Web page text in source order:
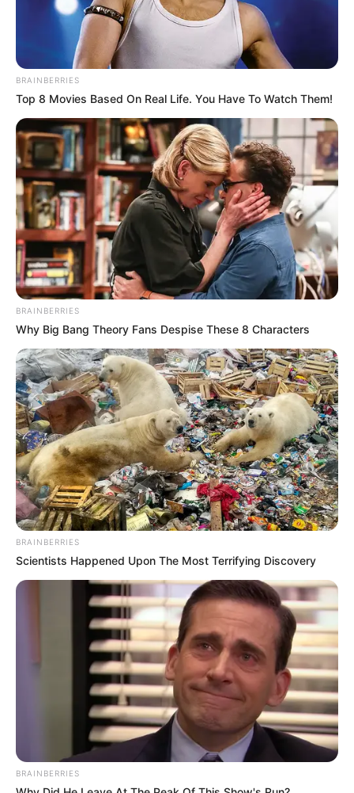
stammenden Kunstwerken ist das Dreihasenfenster
besonders berühmt. Es gilt sogar als ein weiteres
Wahrzeichen von Paderborn. Anfang des 16.
Jahrhunderts wurde es geschaffen und befindet sich
Domkreuzgangs.
Sehr interessant ist auch die Umgebung des Doms. Vor
dem Nordportal steht die rund eintausend Jahre alte
Bartholomäuskapelleund gleich daneben die ebenso
alten Grundmauern der Kaiserpfalz und das
Kaiserpfalzmuseum.
Informationen zum Erzbischöflichen
Diözesanmuseum mit der Domschatzkammer:
www.dioezesanmuseum-paderborn.de
Dieses Ausflugsziel auf der Landkarte
Anklickbare Bildergalerie mit Sehenswürdigkeiten
und touristischen Informationen über Paderborn:
BRAINBERRIES
Top 8 Movies Based On Real Life. You Have To Watch Them!
BRAINBERRIES
Why Big Bang Theory Fans Despise These 8 Characters
BRAINBERRIES
Scientists Happened Upon The Most Terrifying Discovery
BRAINBERRIES